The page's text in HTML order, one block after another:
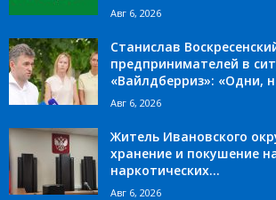
Авг 6, 2026
Станислав
предпринимателей в
«Вайлдберриз»: «Одни,
Авг 6, 2026
Житель Ивановского
хранение и покушение
наркотических...
Авг 6, 2026